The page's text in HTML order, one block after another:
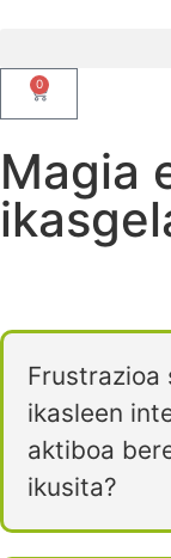
0
Magia
Frustrazioa
ikasleen
aktiboa
ikusita?